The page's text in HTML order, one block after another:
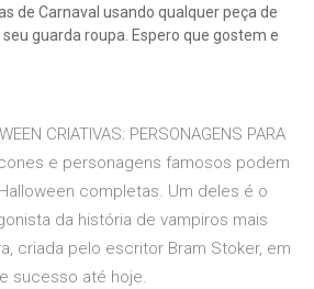
de Carnaval usando qualquer peça de
guarda roupa. Espero que gostem e
CRIATIVAS: PERSONAGENS PARA
ícones e personagens famosos podem
completas. Um deles é o
da história de vampiros mais
criada pelo escritor Bram Stoker, em
sucesso até hoje.